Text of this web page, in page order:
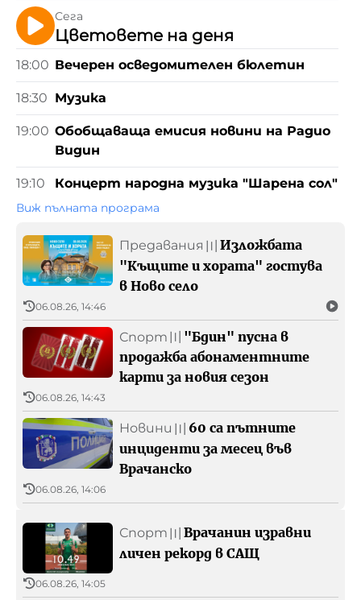
Контакти
Камера на живо
БНР
Архивен фонд на БНР
Сега
Цветовете на деня
18:00 Вечерен осведомителен бюлетин
18:30 Музика
19:00 Обобщаваща емисия новини на Радио
Видин
19:10 Концерт народна музика "Шарена сол"
Виж пълната програма
Предавания 〣 Изложбата
"Къщите и хората" гостува
в Ново село
06.08.26, 14:46
Спорт 〣 "Бдин" пусна в
продажба абонаментните
карти за новия сезон
06.08.26, 14:43
Новини 〣 60 са пътните
инциденти за месец във
Врачанско
06.08.26, 14:06
Спорт 〣 Врачанин изравни
личен рекорд в САЩ
06.08.26, 14:05